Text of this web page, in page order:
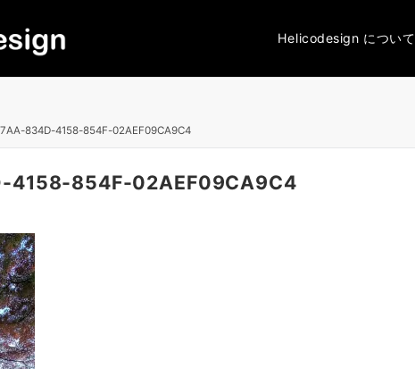
Helicodesign について
834D-4158-854F-02AEF09CA9C4
4158-854F-02AEF09CA9C4